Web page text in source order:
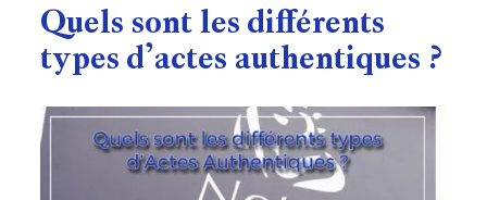
Quels sont les différents
types d’actes authentiques ?